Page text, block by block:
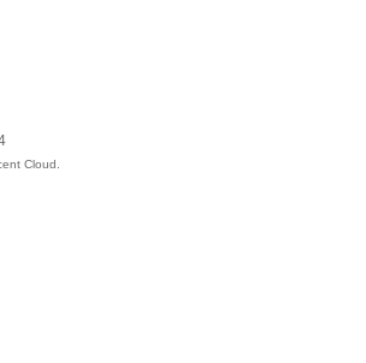
Cloud.